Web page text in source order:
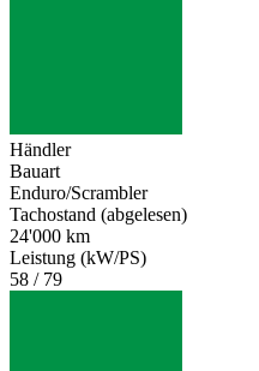
Händler
Bauart
Enduro/Scrambler
Tachostand (abgelesen)
24'000 km
Leistung (kW/PS)
58 / 79